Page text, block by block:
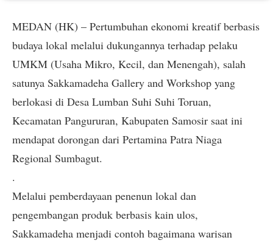
MEDAN (HK) – Pertumbuhan ekonomi kreatif berbasis
budaya lokal melalui dukungannya terhadap pelaku
UMKM (Usaha Mikro, Kecil, dan Menengah), salah
satunya Sakkamadeha Gallery and Workshop yang
berlokasi di Desa Lumban Suhi Suhi Toruan,
Kecamatan Pangururan, Kabupaten Samosir saat ini
mendapat dorongan dari Pertamina Patra Niaga
Regional Sumbagut.
.
Melalui pemberdayaan penenun lokal dan
pengembangan produk berbasis kain ulos,
Sakkamadeha menjadi contoh bagaimana warisan